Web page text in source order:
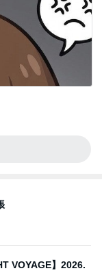
VOYAGE】2026.